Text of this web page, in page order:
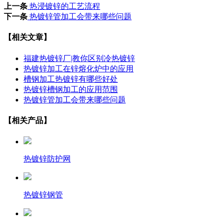
上一条 热浸镀锌的工艺流程
下一条 热镀锌管加工会带来哪些问题
【相关文章】
福建热镀锌厂|教你区别冷热镀锌
热镀锌加工在锌熔化炉中的应用
槽钢加工热镀锌有哪些好处
热镀锌槽钢加工的应用范围
热镀锌管加工会带来哪些问题
【相关产品】
热镀锌防护网
热镀锌钢管